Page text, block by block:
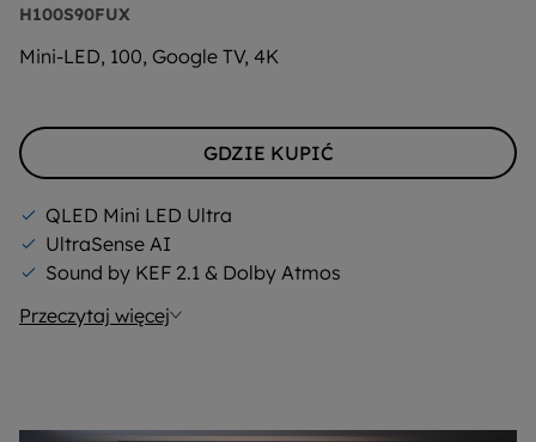
H100S90FUX
Mini-LED, 100, Google TV, 4K
GDZIE KUPIĆ
QLED Mini LED Ultra
UltraSense AI
Sound by KEF 2.1 & Dolby Atmos
Przeczytaj więcej